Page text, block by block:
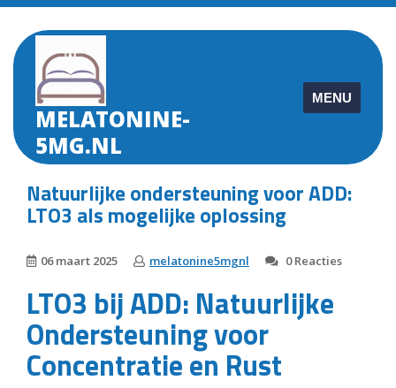
Skip
content
MELATONINE-
5MG.NL
MENU
Natuurlijke ondersteuning voor ADD:
LTO3 als mogelijke oplossing
06 maart 2025 melatonine5mgnl 0 Reacties
LTO3 bij ADD: Natuurlijke
Ondersteuning voor
Concentratie en Rust